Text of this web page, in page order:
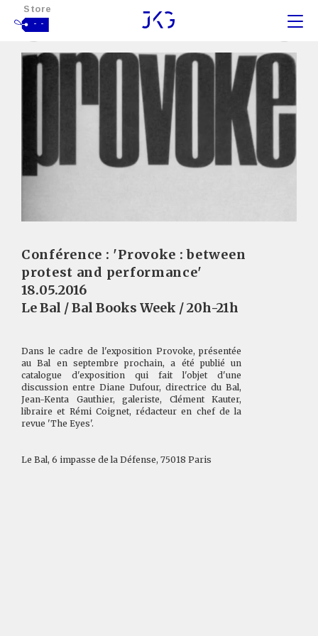
Store
- -
Conférence : 'Provoke : between
protest and performance'
18.05.2016
Le Bal / Bal Books Week / 20h-21h
Dans le cadre de l'exposition Provoke, présentée
au Bal en septembre prochain, a été publié un
catalogue d'exposition qui fait l'objet d'une
discussion entre Diane Dufour, directrice du Bal,
Jean-Kenta Gauthier, galeriste, Clément Kauter,
libraire et Rémi Coignet, rédacteur en chef de la
revue 'The Eyes'.
Le Bal, 6 impasse de la Défense, 75018 Paris